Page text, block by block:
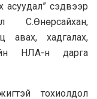
асуудал” сэдвээр
С.Өнөрсайхан,
авах, хадгалах,
НЛА-н дарга
тохиолдол